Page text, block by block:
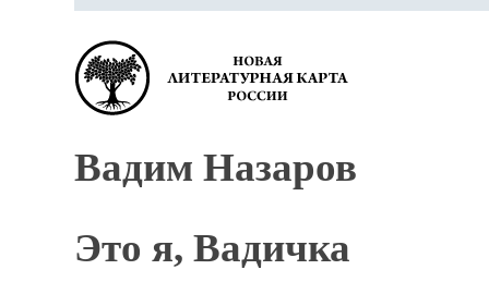
Вадим Назаров
Это я, Вадичка